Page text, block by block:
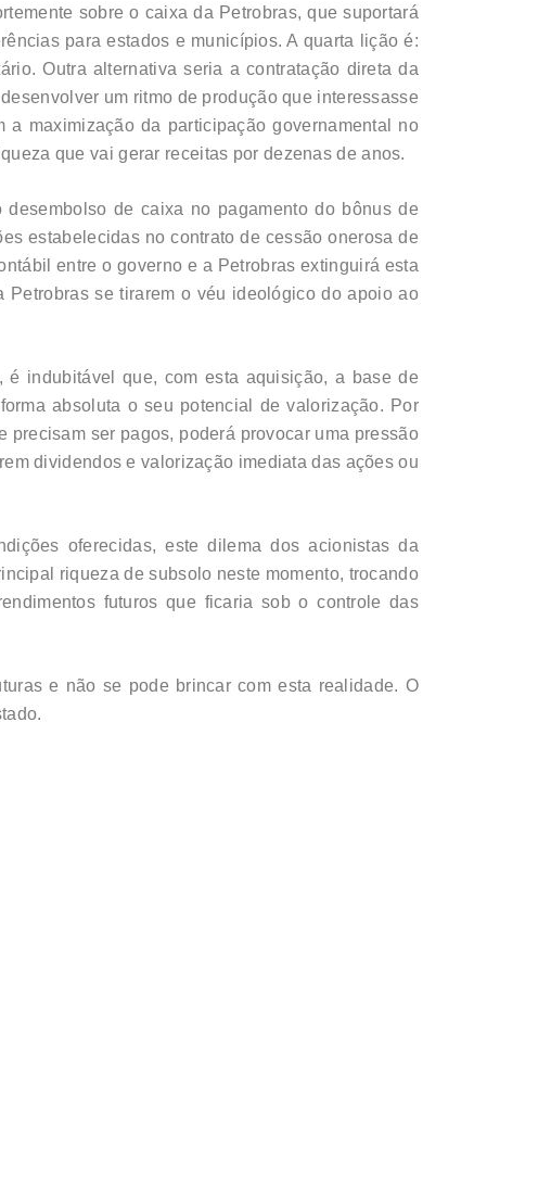
sobre o caixa da Petrobras, que suportará
para estados e municípios. A quarta lição é:
Outra alternativa seria a contratação direta da
um ritmo de produção que interessasse
maximização da participação governamental no
que vai gerar receitas por dezenas de anos.
de caixa no pagamento do bônus de
estabelecidas no contrato de cessão onerosa de
entre o governo e a Petrobras extinguirá esta
se tirarem o véu ideológico do apoio ao
indubitável que, com esta aquisição, a base de
absoluta o seu potencial de valorização. Por
ser pagos, poderá provocar uma pressão
dividendos e valorização imediata das ações ou
oferecidas, este dilema dos acionistas da
riqueza de subsolo neste momento, trocando
futuros que ficaria sob o controle das
e não se pode brincar com esta realidade. O